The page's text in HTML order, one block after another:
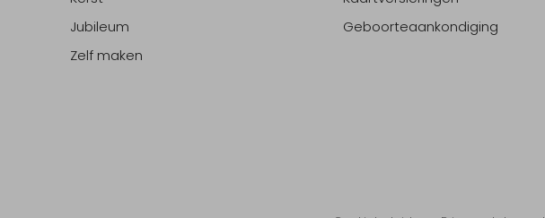
Jubileum
Zelf maken
Geboorteaankondiging